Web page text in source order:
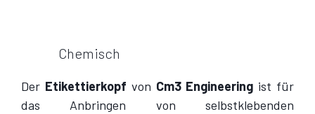
Chemisch
Der Etikettierkopf von Cm3 Engineering ist für
das Anbringen von selbstklebenden